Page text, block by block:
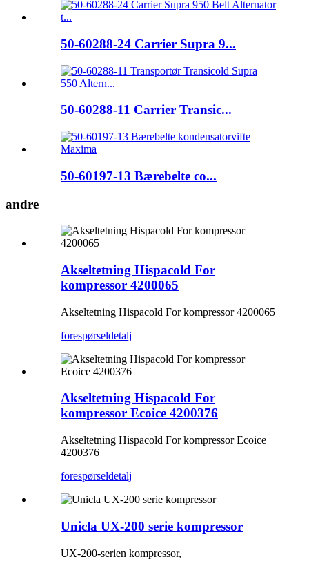
50-60288-24 Carrier Supra 9...
50-60288-11 Carrier Transic...
50-60197-13 Bærebelte co...
andre
Akseltetning Hispacold For
kompressor 4200065
Akseltetning Hispacold For kompressor 4200065
forespørseldetalj
Akseltetning Hispacold For
kompressor Ecoice 4200376
Akseltetning Hispacold For kompressor Ecoice
4200376
forespørseldetalj
Unicla UX-200 serie kompressor
UX-200-serien kompressor,